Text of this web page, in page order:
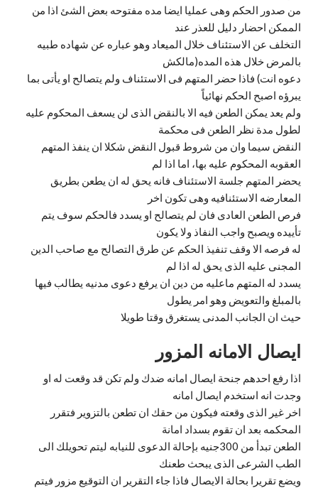
من صدور الحكم وهى عمليا ايضا مده مفتوحه بعض الشئ اذا من
الممكن احضار دليل للعذر عند
التخلف عن الاستئناف خلال الميعاد وهو عباره عن شهاده طبيه
بالمرض خلال هذه المده(مالكش
دعوه انت) فاذا حضر المتهم فى الاستئناف ولم يتصالح او يأتى بما
يبرؤه اصبح الحكم نهائياً
ولم يعد يمكن الطعن فيه الا بالنقض الذى لن يسعف المحكوم عليه
لطول مدة نظر الطعن فى محكمة
النقض سيما وان من شروط قبول النقض شكلا ان ينفذ المتهم
العقوبه المحكوم عليه بها، اما اذا لم
يحضر المتهم جلسة الاستئناف فانه يحق له ان يطعن بطريق
المعارضه الاستئنافيه وهى تكون اخر
فرص الطعن العادى فان لم يتصالح او يسدد فالحكم سوف يتم
تأييده ويصبح واجب النفاذ ولا يكون
له فرصه الا وقف تنفيذ الحكم عن طرق التصالح مع صاحب الدين
المجنى عليه الذى يحق له اذا لم
يسدد له المتهم ماعليه من دين ان يرفع دعوى مدنيه يطالب فيها
بالمبلغ والتعويض وهو امر يطول
حيث ان الجانب المدنى يستغرق وقتا طويلا
ايصال الامانه المزور
اذا رفع احدهم جنحة ايصال امانه ضدك ولم تكن قد وقعت له او
وجدت انه استخدم ايصال امانه
اخر غير الذى وقعته فيكون من حقك ان تطعن بالتزوير فتقرر
المحكمه بعد ان تقوم بسداد امانة
الطعن تبدأ من 300جنيه بإحالة الدعوى للنيابه ليتم تحويلك الى
الطب الشرعى الذى يبحث طعنك
ويضع تقريرا بحالة الايصال فاذا جاء التقرير ان التوقيع مزور فيتم